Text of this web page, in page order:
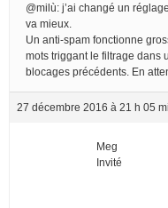
@milù: j’ai changé un
va mieux.
Un anti-spam fonctionne
mots triggant le filtrage dans
blocages précédents. En
27 décembre 2016 à 21 h 05
Meg
Invité